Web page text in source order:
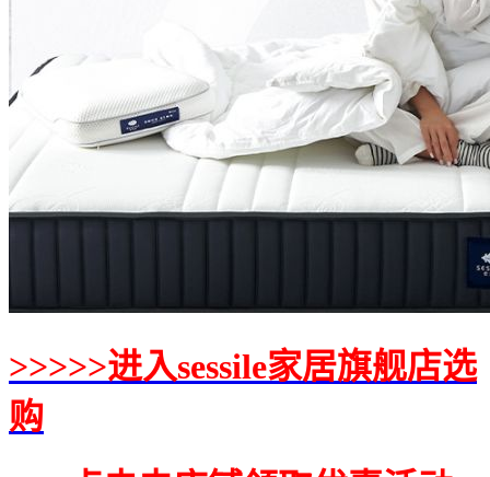
>>>>>进入sessile家居旗舰店选
购